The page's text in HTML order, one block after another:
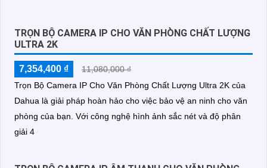
TRỌN BỘ CAMERA IP CHO VĂN PHÒNG CHẤT LƯỢNG
ULTRA 2K
7,354,400 ₫
11,080,000 ₫
Trọn Bộ Camera IP Cho Văn Phòng Chất Lượng Ultra 2K của
Dahua là giải pháp hoàn hảo cho việc bảo vệ an ninh cho văn
phòng của bạn. Với công nghệ hình ảnh sắc nét và độ phân
giải 4